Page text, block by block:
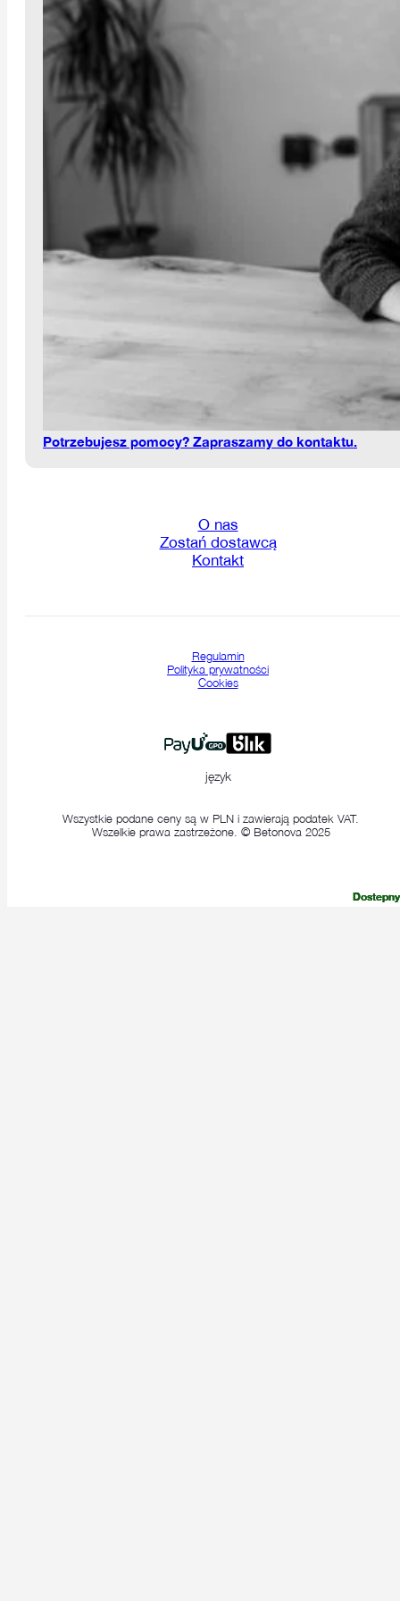
Dostepny
Dostepny
Dostepny
Potrzebujesz pomocy? Zapraszamy do kontaktu.
O nas
Zostań dostawcą
Kontakt
Wszystkie podane ceny są w PLN i zawierają podatek VAT.
Wszelkie prawa zastrzeżone. © Betonova 2025
Regulamin
Polityka prywatności
Cookies
język